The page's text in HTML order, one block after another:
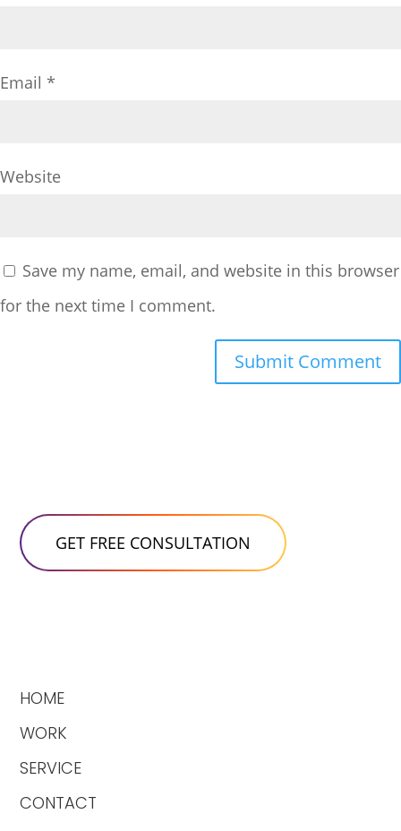
Email *
Website
Save my name, email, and website in this browser
for the next time I comment.
HOME
WORK
SERVICE
CONTACT